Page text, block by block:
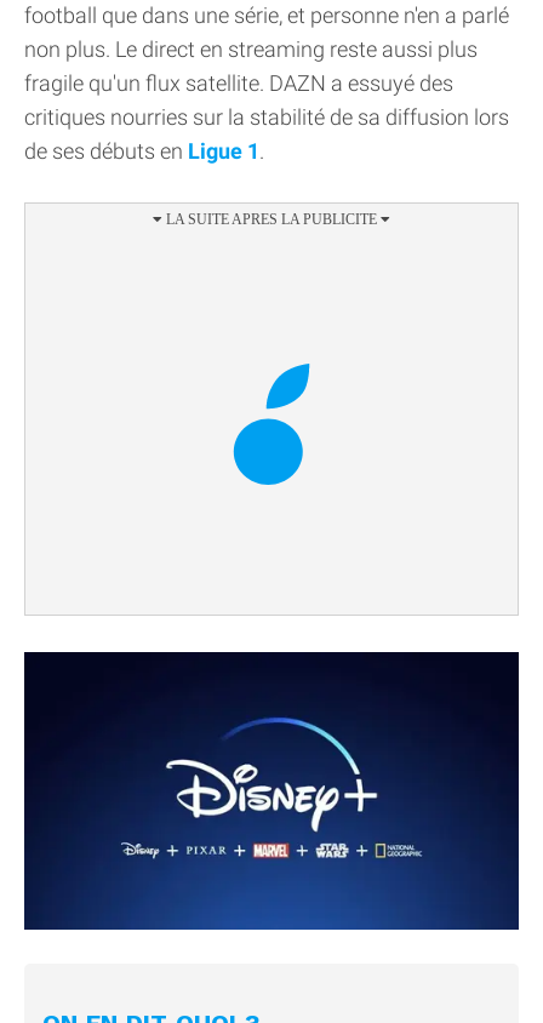
football que dans une série, et personne n'en a parlé
non plus. Le direct en streaming reste aussi plus
fragile qu'un flux satellite. DAZN a essuyé des
critiques nourries sur la stabilité de sa diffusion lors
de ses débuts en Ligue 1.